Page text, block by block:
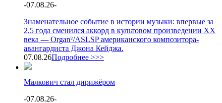
-07.08.26-
Знаменательное событие в истории музыки: впервые за
2,5 года сменился аккорд в культовом произведении XX
века — Organ²/ASLSP американского композитора-
авангардиста Джона Кейджа.
07.08.26Подробнее >>>
Малкович стал дирижёром
-07.08.26-